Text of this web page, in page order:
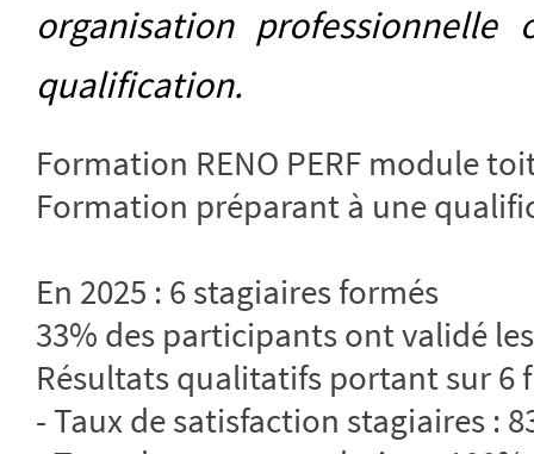
organisation
qualification.
Formation RENO PERF module
Formation préparant à une
En 2025 : 6 stagiaires formés
33% des participants ont validé
Résultats qualitatifs portant sur 6
- Taux de satisfaction stagiaires :